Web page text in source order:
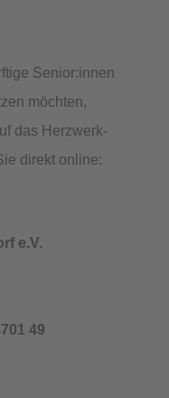
Senior:innen
möchten,
das Herzwerk-
direkt online:
e.V.
49